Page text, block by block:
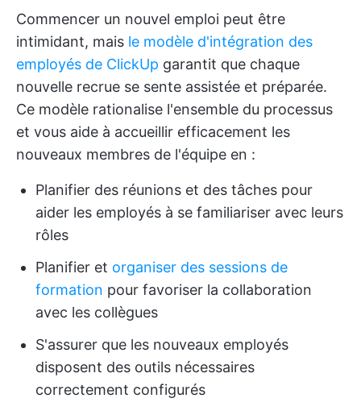
Commencer un nouvel emploi peut être
intimidant, mais le modèle d'intégration des
employés de ClickUp garantit que chaque
nouvelle recrue se sente assistée et préparée.
Ce modèle rationalise l'ensemble du processus
et vous aide à accueillir efficacement les
nouveaux membres de l'équipe en :
Planifier des réunions et des tâches pour
aider les employés à se familiariser avec leurs
rôles
Planifier et organiser des sessions de
formation pour favoriser la collaboration
avec les collègues
S'assurer que les nouveaux employés
disposent des outils nécessaires
correctement configurés